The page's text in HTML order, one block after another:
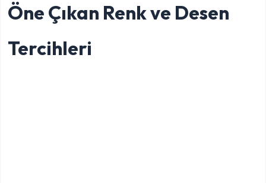
Öne Çıkan Renk ve Desen
Tercihleri